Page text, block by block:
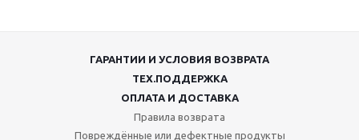
ГАРАНТИИ И УСЛОВИЯ ВОЗВРАТА
ТЕХ.ПОДДЕРЖКА
ОПЛАТА И ДОСТАВКА
Правила возврата
Повреждённые или дефектные продукты